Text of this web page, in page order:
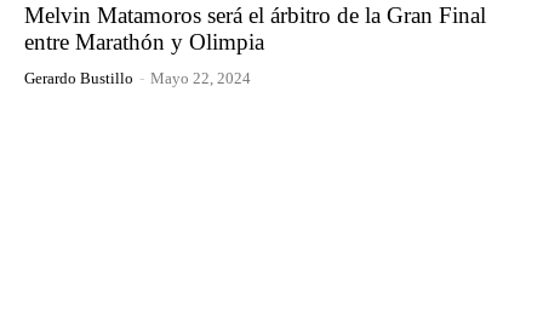
Melvin Matamoros será el árbitro de la Gran Final
entre Marathón y Olimpia
Gerardo Bustillo - Mayo 22, 2024